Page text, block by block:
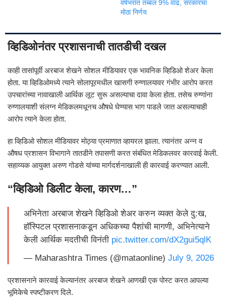
वर्षभरात तब्बल 9% वाढ, सरकारचा
मोठा निर्णय
व्हिडिओनंतर प्रशासनाची तातडीची दखल
काही तासांपूर्वी अरबाज शेखने सोशल मीडियावर एक भावनिक व्हिडिओ शेअर केला
होता. या व्हिडिओमध्ये त्याने सोलापूरमधील खासगी रुग्णालयावर गंभीर आरोप करत
उपचारांच्या नावाखाली आर्थिक लूट सुरू असल्याचा दावा केला होता. तसेच रुग्णांना
रुग्णालयाशी संलग्न मेडिकलमधूनच औषधे घेण्यास भाग पाडले जात असल्याचाही
आरोप त्याने केला होता.
हा व्हिडिओ सोशल मीडियावर मोठ्या प्रमाणात व्हायरल झाला. त्यानंतर अन्न व
औषध प्रशासन विभागाने तातडीने तपासणी करत संबंधित मेडिकलवर कारवाई केली.
सहाय्यक आयुक्त अरुण गोडसे यांच्या मार्गदर्शनाखाली ही कारवाई करण्यात आली.
“व्हिडिओ डिलीट केला, कारण…”
अभिनेता अरबाज शेखने व्हिडिओ शेअर करुन व्यक्त केले दु:ख,
हॉस्पिटल प्रशासनाकडून अधिकच्या पैशांची मागणी, अभिनेत्याने
केली आर्थिक मदतीची विनंती pic.twitter.com/dX2gui5qlK
— Maharashtra Times (@mataonline) July 9, 2026
प्रशासनाने कारवाई केल्यानंतर अरबाज शेखने आणखी एक पोस्ट करत आपल्या
भूमिकेचे स्पष्टीकरण दिले.